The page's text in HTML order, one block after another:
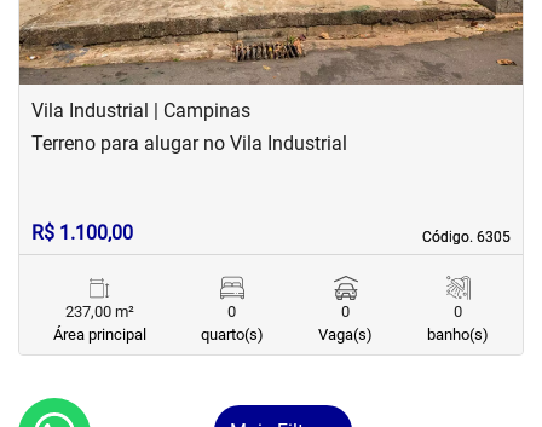
Vila Industrial | Campinas
Código. 6305
Código. 6305
Terreno para alugar no Vila Industrial
R$ 1.100,00
237,00 m²
Área principal
0
quarto(s)
0
Vaga(s)
0
banho(s)